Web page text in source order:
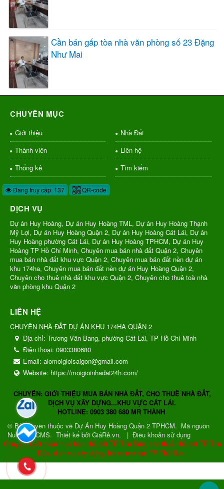
Cần bán gấp tòa nhà văn phòng số 23 Đặng
Như Mai
CHUYÊN MỤC
Giới thiệu
Nhà Đất
Thành viên
Liên hệ
Thống kê
Tìm kiếm
Đang truy cập: 137 QR-code
DỊCH VỤ
Dự án Huy Hoàng, Dự án Huy Hoàng TML, Dự án Huy Hoàng Thạnh
Mỹ Lợi, Dự án Huy Hoàng Quận 2, Dự án Huy Hoàng Cát Lái, Dự án
Huy Hoàng phường Cát Lái, Dự án Huy Hoàng TPHCM, Dự án Huy
Hoàng TP Hồ Chí Minh, Chuyên mua bán nhà đất Quận 2, Chuyên
mua bán nhà đất khu vực Quận 2, Chuyên mua bán đất nền dự án
khu 174ha, Chuyên mua bán đất nền dự án Huy Hoàng Quận 2,
Chuyên cho thuê nhà đất khu vực Quận 2, Chuyên cho thuê toà nhà
văn phòng khu Quận 2
LIÊN HỆ
CHUYÊN NHÀ ĐẤT DỰ ÁN KHU 174HA QUẬN 2
Địa chỉ: Trương Văn Bang, phường Cát Lái, TP Hồ Chí Minh
Điện thoại: 0903380680
Email: alomoigioisaigon@gmail.com
Website: https://moigioinhadat24h.com/
CHUYÊN: GIỚI THIỆU MUA BÁN NHÀ ĐẤT, CHO THUÊ NHÀ ĐẤT,
DỊCH VỤ XÂY DỰNG...KHU VỰC CÁT LÁI.
HOTLINE: 0903 380 680 MR THÀNH
© Bản quyền thuộc về Dự Án Huy Hoàng Quận 2 TPHCM. Mã nguồn
NukeViet CMS. Thiết kế bởi GiáRẻ.vn. | Điều khoản sử dụng
Chuyên: Giới thiệu mua bán nhà đất TP Thủ Đức, cho thuê nhà đất TP Thủ
Đức, dịch vụ xây dựng, hồ sơ nhà đất TP Thủ Đức.